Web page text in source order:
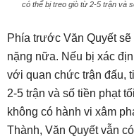
có thể bị treo giò từ 2-5 trận và
Phía trước Văn Quyết
nặng nữa. Nếu bị xác
với quan chức trận đấu,
2-5 trận và số tiền phạt
không có hành vi xâm
Thành, Văn Quyết vẫn